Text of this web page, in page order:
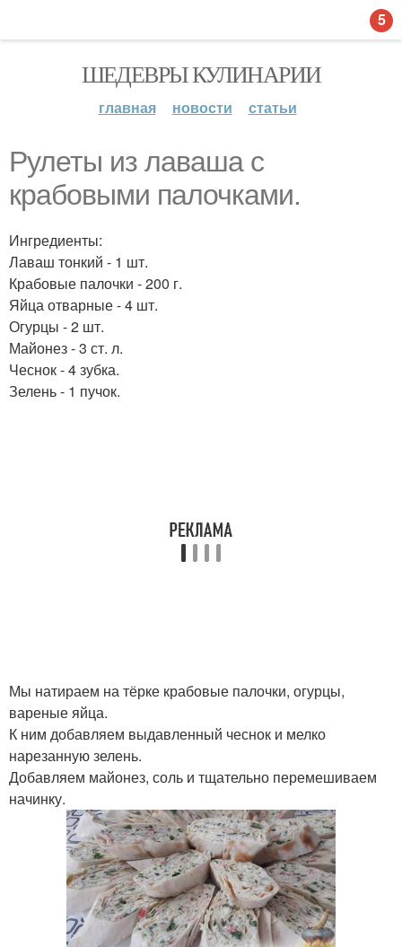
ШЕДЕВРЫ КУЛИНАРИИ
главная новости статьи
Рулеты из лаваша с
крабовыми палочками.
Ингредиенты:
Лаваш тонкий - 1 шт.
Крабовые палочки - 200 г.
Яйца отварные - 4 шт.
Огурцы - 2 шт.
Майонез - 3 ст. л.
Чеснок - 4 зубка.
Зелень - 1 пучок.
Мы натираем на тёрке крабовые палочки, огурцы,
вареные яйца.
К ним добавляем выдавленный чеснок и мелко
нарезанную зелень.
Добавляем майонез, соль и тщательно перемешиваем
начинку.
5